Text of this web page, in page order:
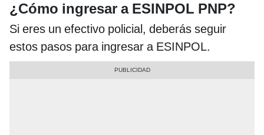
¿Cómo ingresar a ESINPOL PNP?
Si eres un efectivo policial, deberás seguir
estos pasos para ingresar a ESINPOL.